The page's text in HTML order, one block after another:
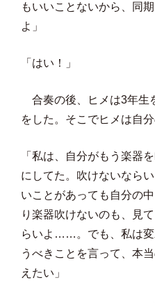
もいいことないから、同
よ」
「はい！」
合奏の後、ヒメは3年生
をした。そこでヒメは自
「私は、自分がもう楽器
にしてた。吹けないなら
いことがあっても自分の
り楽器吹けないのも、見
らいよ……。でも、私は変
うべきことを言って、本
えたい」